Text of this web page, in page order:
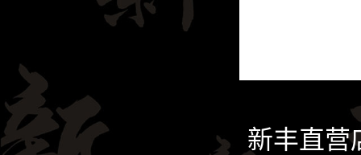
新丰直营